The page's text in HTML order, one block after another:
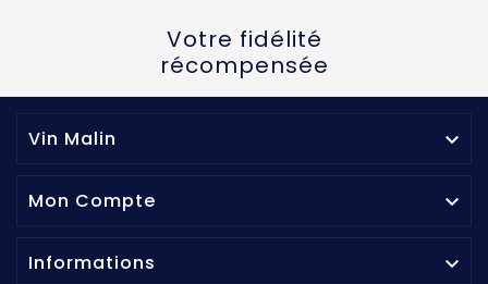
Votre fidélité
récompensée
Vin Malin 
Mon Compte 
Informations 